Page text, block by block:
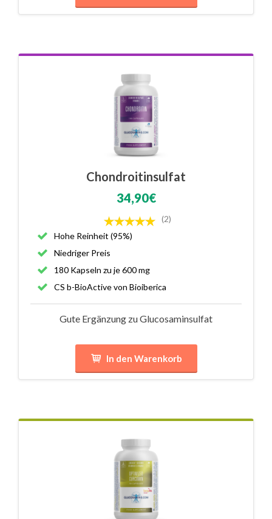
Chondroitinsulfat
34,90€
(2)
Hohe Reinheit (95%)
Niedriger Preis
180 Kapseln zu je 600 mg
CS b-BioActive von Bioiberica
Gute Ergänzung zu Glucosaminsulfat
In den Warenkorb